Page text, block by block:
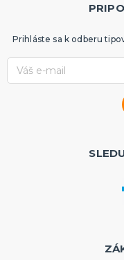
Rozlúčka so slobodou
ĎALŠIE KATEGÓRIE
VOLOVINY A
Kanadské žartíky
Smrady
Prihláste sa k odberu